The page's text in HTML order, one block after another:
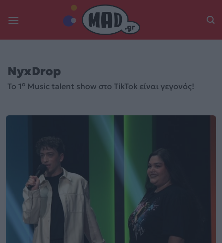
NyxDrop
To 1ο Music talent show στο TikTok είναι γεγονός!